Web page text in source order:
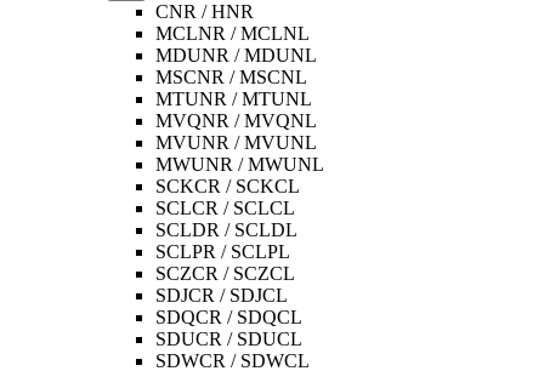
CNR / HNR
MCLNR / MCLNL
MDUNR / MDUNL
MSCNR / MSCNL
MTUNR / MTUNL
MVQNR / MVQNL
MVUNR / MVUNL
MWUNR / MWUNL
SCKCR / SCKCL
SCLCR / SCLCL
SCLDR / SCLDL
SCLPR / SCLPL
SCZCR / SCZCL
SDJCR / SDJCL
SDQCR / SDQCL
SDUCR / SDUCL
SDWCR / SDWCL